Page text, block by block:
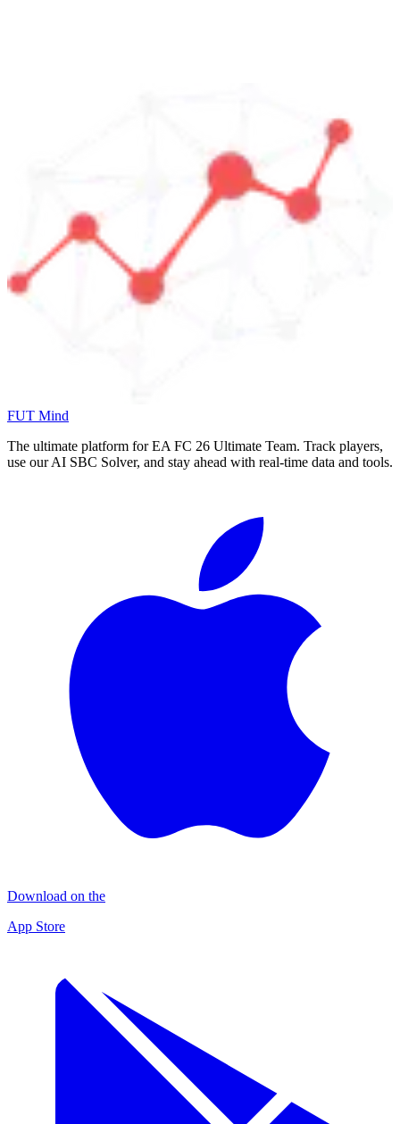
FUT Mind
The ultimate platform for EA FC 26 Ultimate Team. Track players,
use our AI SBC Solver, and stay ahead with real-time data and tools.
Download on the
App Store